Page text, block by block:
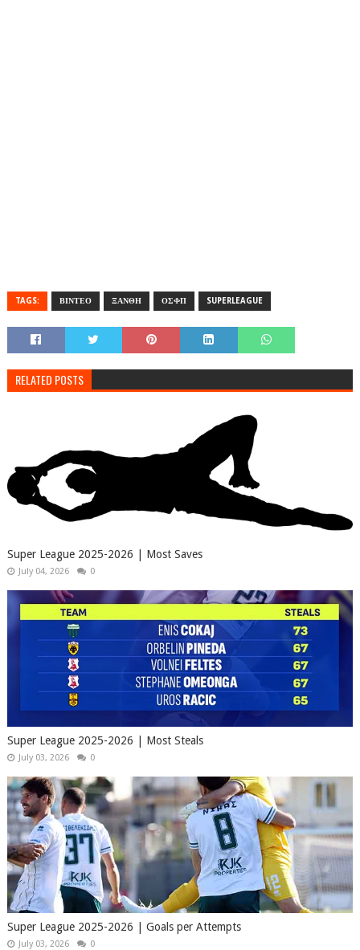
TAGS: ΒΙΝΤΕΟ ΞΑΝΘΗ ΟΣΦΠ SUPERLEAGUE
RELATED POSTS
Super League 2025-2026 | Most Saves
July 04, 2026 0
Super League 2025-2026 | Most Steals
July 03, 2026 0
Super League 2025-2026 | Goals per Attempts
July 03, 2026 0